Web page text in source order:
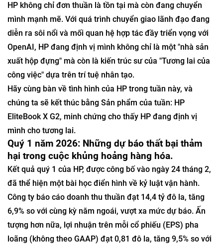
HP không chỉ đơn thuần là tồn tại mà còn đang chuyển
mình mạnh mẽ. Với quá trình chuyển giao lãnh đạo đang
diễn ra sôi nổi và mối quan hệ hợp tác đầy triển vọng với
OpenAI, HP đang định vị mình không chỉ là một "nhà sản
xuất hộp đựng" mà còn là kiến ​​trúc sư của "Tương lai của
công việc" dựa trên trí tuệ nhân tạo.
Hãy cùng bàn về tình hình của HP trong tuần này, và
chúng ta sẽ kết thúc bằng Sản phẩm của tuần: HP
EliteBook X G2, minh chứng cho thấy HP đang định vị
mình cho tương lai.
Quý 1 năm 2026: Những dự báo thất bại thảm
hại trong cuộc khủng hoảng hàng hóa.
Kết quả quý 1 của HP, được công bố vào ngày 24 tháng 2,
đã thể hiện một bài học điển hình về kỷ luật vận hành.
Công ty báo cáo doanh thu thuần đạt 14,4 tỷ đô la, tăng
6,9% so với cùng kỳ năm ngoái, vượt xa mức dự báo. Ấn
tượng hơn nữa, lợi nhuận trên mỗi cổ phiếu (EPS) pha
loãng (không theo GAAP) đạt 0,81 đô la, tăng 9,5% so với